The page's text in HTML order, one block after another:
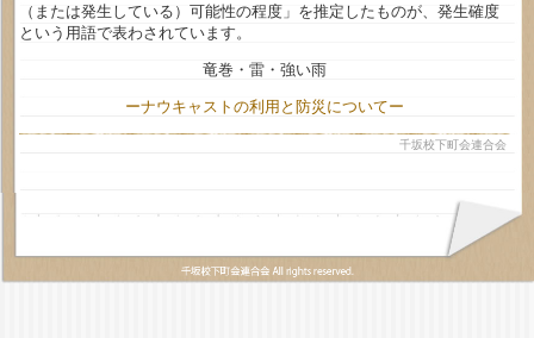
（または発生している）可能性の程度」を推定したものが、発生確度
という用語で表わされています。
竜巻・雷・強い雨
ーナウキャストの利用と防災についてー
千坂校下町会連合会